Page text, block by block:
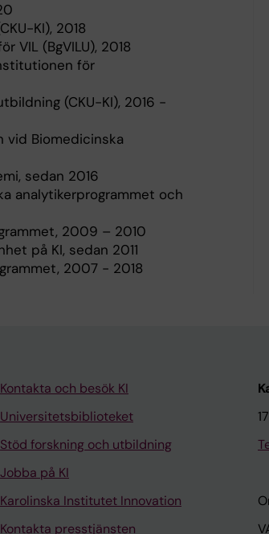
KI), 2018
VIL (BgVILU), 2018
för
(CKU-KI), 2016 -
vid Biomedicinska
sedan 2016
analytikerprogrammet och
2009 – 2010
på KI, sedan 2011
2007 - 2018
Kontakta och besök KI
Universitetsbiblioteket
Stöd forskning och utbildning
Jobba på KI
Karolinska Institutet Innovation
Kontakta presstjänsten